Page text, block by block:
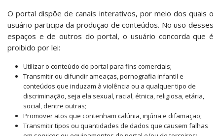
O portal dispõe de canais interativos, por meio dos quais o
usuário participa da produção de conteúdos. No uso desses
espaços e de outros do portal, o usuário concorda que é
proibido por lei:
Utilizar o conteúdo do portal para fins comerciais;
Transmitir ou difundir ameaças, pornografia infantil e
conteúdos que induzam à violência ou a qualquer tipo de
discriminação, seja ela sexual, racial, étnica, religiosa, etária,
social, dentre outras;
Promover atos que contenham calúnia, injúria e difamação;
Transmitir tipos ou quantidades de dados que causem falhas